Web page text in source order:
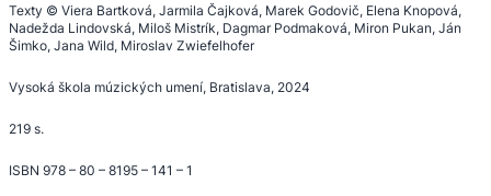
Texty © Viera Bartková, Jarmila Čajková, Marek Godovič, Elena Knopová,
Nadežda Lindovská, Miloš Mistrík, Dagmar Podmaková, Miron Pukan, Ján
Šimko, Jana Wild, Miroslav Zwiefelhofer
Vysoká škola múzických umení, Bratislava, 2024
219 s.
ISBN 978 – 80 – 8195 – 141 – 1